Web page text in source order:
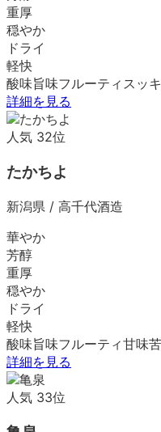
重厚
穏やか
ドライ
軽快
酸味旨味フルーティ スッ
詳細を見る
人気 32位
たかちよ
新潟県 / 高千代酒造
華やか
芳醇
重厚
穏やか
ドライ
軽快
酸味旨味フルーティ甘味
詳細を見る
人気 33位